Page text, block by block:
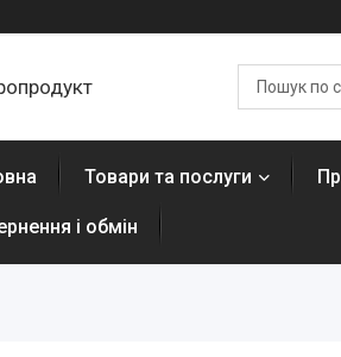
Товари та послуги
і обмін